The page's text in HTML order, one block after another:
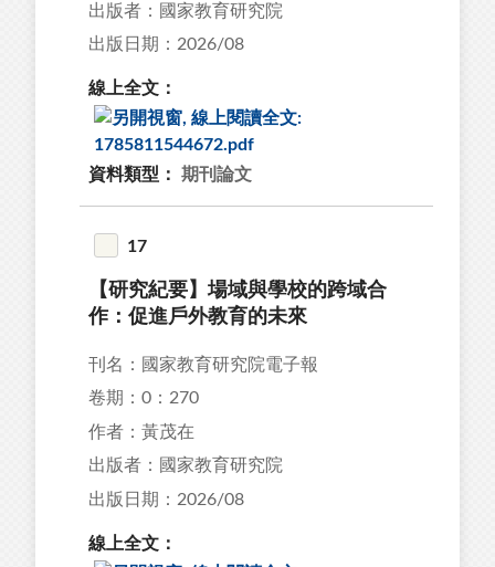
出版者：國家教育研究院
出版日期：2026/08
線上全文：
資料類型： 期刊論文
17
【研究紀要】場域與學校的跨域合
作：促進戶外教育的未來
刊名：國家教育研究院電子報
卷期：0：270
作者：黃茂在
出版者：國家教育研究院
出版日期：2026/08
線上全文：